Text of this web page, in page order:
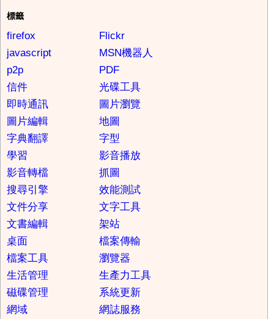
標籤
firefox
Flickr
javascript
MSN機器人
p2p
PDF
信件
光碟工具
即時通訊
圖片瀏覽
圖片編輯
地圖
字典翻譯
字型
學習
影音播放
影音轉檔
抓圖
搜尋引擎
效能測試
文件分享
文字工具
文書編輯
架站
桌面
檔案傳輸
檔案工具
瀏覽器
生活管理
生產力工具
磁碟管理
系統更新
網域
網誌服務